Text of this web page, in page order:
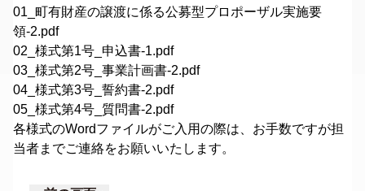
01_町有財産の譲渡に係る公募型プロポーザル実施要
領-2.pdf
02_様式第1号_申込書-1.pdf
03_様式第2号_事業計画書-2.pdf
04_様式第3号_誓約書-2.pdf
05_様式第4号_質問書-2.pdf
各様式のWordファイルがご入用の際は、お手数ですが担
当者までご連絡をお願いいたします。